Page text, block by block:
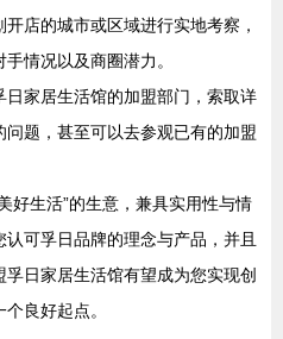
开店的城市或区域进行实地考察，
情况以及商圈潜力。
日家居生活馆的加盟部门，索取详
题，甚至可以去参观已有的加盟
好生活”的生意，兼具实用性与情
可孚日品牌的理念与产品，并且
日家居生活馆有望成为您实现创
良好起点。